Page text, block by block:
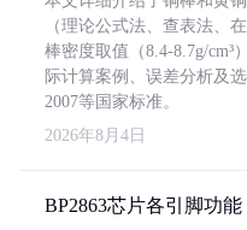
（理论公式法、查表法、
棒密度取值（8.4-8.7g/cm³
际计算案例、误差分析及
2007等国家标准。
2026年8月4日
BP2863芯片各引脚功能